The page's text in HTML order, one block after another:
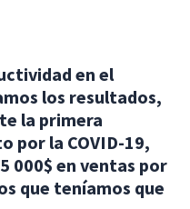
en el
los resultados,
la primera
por la COVID-19,
000$ en ventas por
que teníamos que